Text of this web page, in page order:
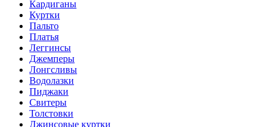
Кардиганы
Куртки
Пальто
Платья
Леггинсы
Джемперы
Лонгсливы
Водолазки
Пиджаки
Свитеры
Толстовки
Джинсовые куртки